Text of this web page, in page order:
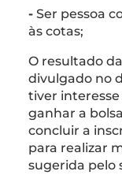
- Ser pessoa
às cotas;
O resultado
divulgado no
tiver
ganhar a
concluir a
para realizar
sugerida pelo